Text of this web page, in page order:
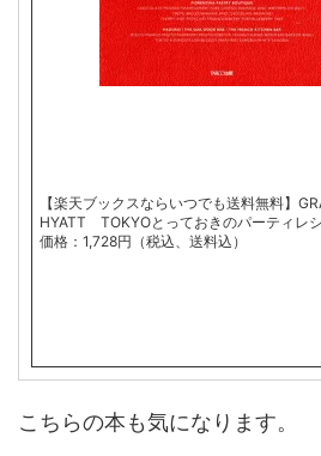
【楽天ブックスならいつでも送料無料】
HYATT TOKYOとっておきのパーティレ
価格：1,728円（税込、送料込）
こちらの本も気になります。